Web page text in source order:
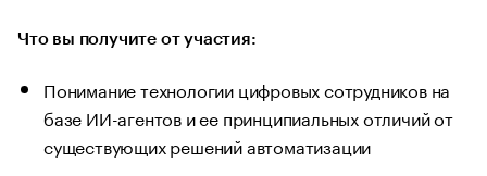
Что вы получите от участия:
Понимание технологии цифровых сотрудников на
базе ИИ-агентов и ее принципиальных отличий от
существующих решений автоматизации